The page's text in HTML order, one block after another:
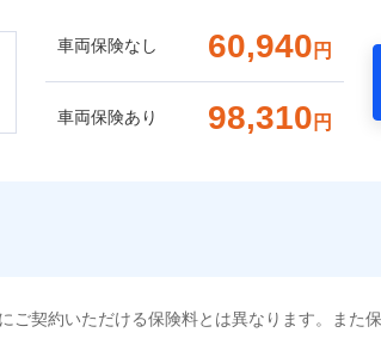
車両保険なし 60,940 円
車両保険あり 98,310 円
ご契約いただける保険料とは異なります。ま